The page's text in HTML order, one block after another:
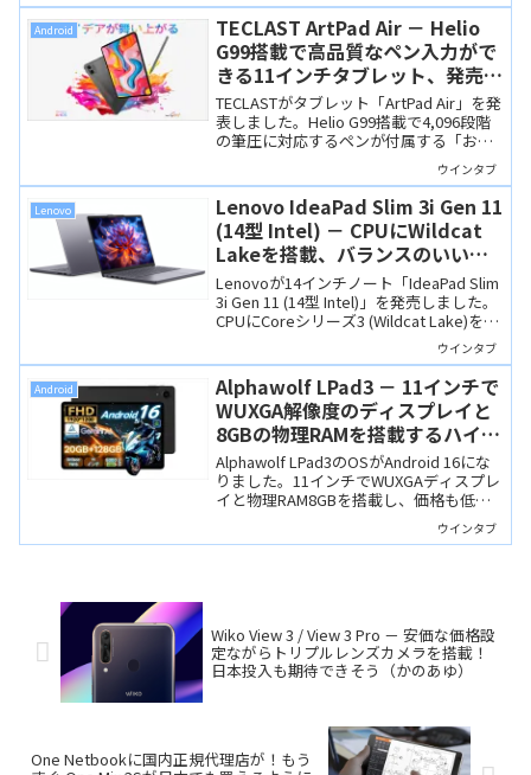
Android
TECLAST ArtPad Air － Helio
G99搭載で高品質なペン入力がで
きる11インチタブレット、発売記
念セールで21,900円！
TECLASTがタブレット「ArtPad Air」を発
表しました。Helio G99搭載で4,096段階
の筆圧に対応するペンが付属する「お書
かきタブレット」です。10月20日から発
ウインタブ
Lenovo
Lenovo IdeaPad Slim 3i Gen 11
(14型 Intel) － CPUにWildcat
Lakeを搭載、バランスのいいス
ペックの14インチノート
Lenovoが14インチノート「IdeaPad Slim
3i Gen 11 (14型 Intel)」を発売しました。
CPUにCoreシリーズ3 (Wildcat Lake)を搭
載し、RAM/SSD/ディスプレイの仕様も
バランスがいいモバイルノートです。
ウインタブ
Android
Alphawolf LPad3 － 11インチで
WUXGA解像度のディスプレイと
8GBの物理RAMを搭載するハイコ
スパなタブレットのOSが
Android 16になりました
Alphawolf LPad3のOSがAndroid 16にな
りました。11インチでWUXGAディスプレ
イと物理RAM8GBを搭載し、価格も低く
抑えられた高コスパなタブレットです。
ウインタブ
Wiko View 3 / View 3 Pro － 安価な価格設
定ながらトリプルレンズカメラを搭載！
日本投入も期待できそう（かのあゆ）
One Netbookに国内正規代理店が！もう